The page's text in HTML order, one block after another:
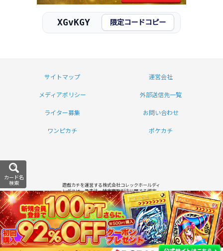
XGvKGY 限定コードコピー
運営会社
サイトマップ
外部送信先一覧
メディアポリシー
お問い合わせ
ライター募集
ポケカチ
ワンピカチ
遊戯カチを運営する株式会社コレックホールディ
ングスは、景表法・特定商取引法に関する認定
資格「KTAA」の団体認証マークを取得していま
す。
Copyright (C) 2026 遊戯カチ
All Rights Reserved.
カード名
検索